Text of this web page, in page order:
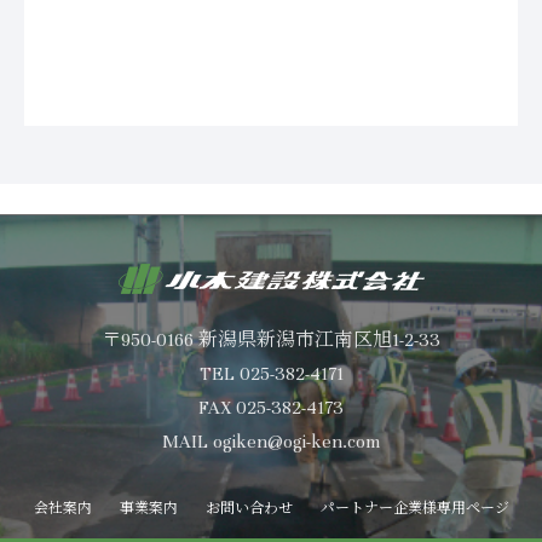
お問い合わせ
パートナー企業様専用ページ
会社案内 事業案内 お問い合わせ パートナー企業様専用ページ
〒950-0166 新潟県新潟市江南区旭1-2-33
TEL 025-382-4171
FAX 025-382-4173
MAIL ogiken@ogi-ken.com
会社案内 事業案内 お問い合わせ パートナー企業様専用ページ